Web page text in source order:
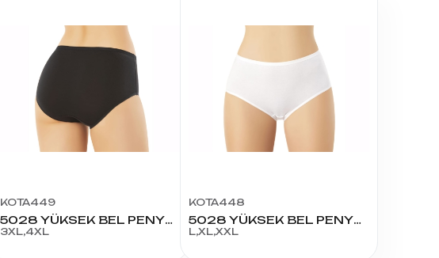
KOTA449
5028 YÜKSEK BEL PENYE BATO 3XL - 4XL
3XL,4XL
KOTA448
5028 YÜKSEK BEL PENYE BATO
L,XL,XXL